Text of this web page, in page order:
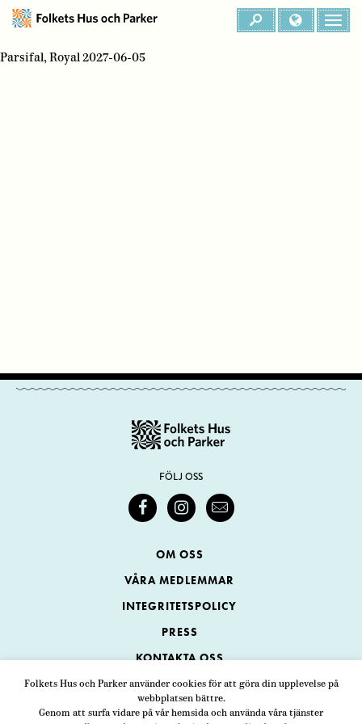
Folkets Hus och Parker använder cookies för att göra din upplevelse på
webbplatsen bättre.
Genom att surfa vidare på vår hemsida och använda våra tjänster
Parsifal, Royal 2027-06-05
FÖLJ OSS
OM OSS
VÅRA MEDLEMMAR
INTEGRITETSPOLICY
PRESS
KONTAKTA OSS
Folkets Hus och Parker